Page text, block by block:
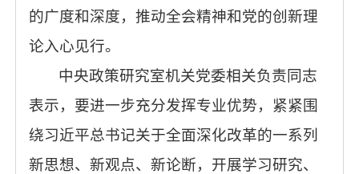
的广度和深度，推动全会精神和党的创新理
论入心见行。
中央政策研究室机关党委相关负责同志
表示，要进一步充分发挥专业优势，紧紧围
绕习近平总书记关于全面深化改革的一系列
新思想、新观点、新论断，开展学习研究、